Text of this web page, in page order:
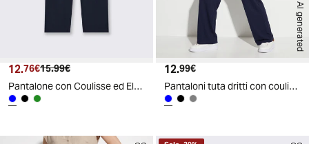
Prezzo attuale
12.76€ Prezzo originale
15.99€
Pantalone con Coulisse ed Elastico - Blu
AI generated
Prezzo attuale
12.99€
Pantaloni tuta dritti con coulisse e stampa - Blu